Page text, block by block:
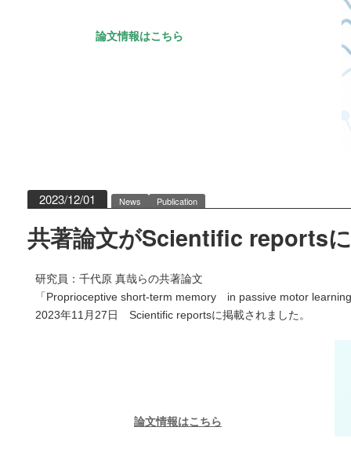
論文情報はこちら
2023/12/01 News Publication
共著論文がScientific reports
研究員：千代原 真哉らの共著論文
「Proprioceptive short‑term memory　in passive motor
2023年11月27日　Scientific reportsに掲載されました。
論文情報はこちら